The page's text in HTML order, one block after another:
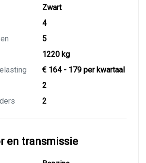
Zwart
4
5
1220 kg
€ 164 - 179 per kwartaal
2
2
en transmissie